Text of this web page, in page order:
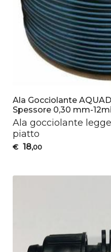
Ala Gocciolante
Spessore 0,30 mm-
Ala gocciolante
piatto
€ 18,00